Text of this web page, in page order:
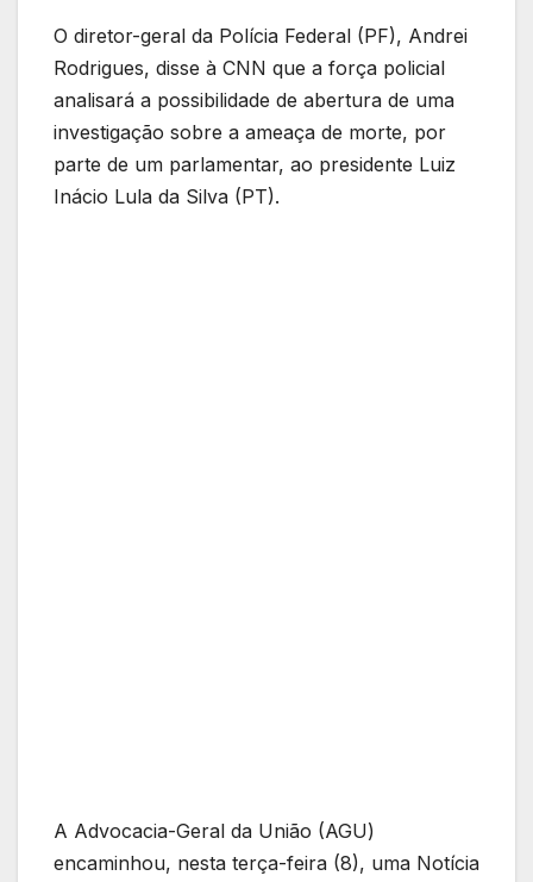
O diretor-geral da Polícia Federal (PF), Andrei
Rodrigues, disse à CNN que a força policial
analisará a possibilidade de abertura de uma
investigação sobre a ameaça de morte, por
parte de um parlamentar, ao presidente Luiz
Inácio Lula da Silva (PT).
A Advocacia-Geral da União (AGU)
encaminhou, nesta terça-feira (8), uma Notícia